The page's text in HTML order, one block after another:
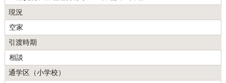
現況
空家
引渡時期
相談
通学区（小学校）